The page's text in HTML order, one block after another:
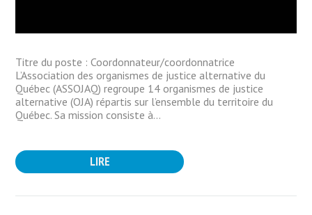
Titre du poste : Coordonnateur/coordonnatrice
L’Association des organismes de justice alternative du
Québec (ASSOJAQ) regroupe 14 organismes de justice
alternative (OJA) répartis sur l’ensemble du territoire du
Québec. Sa mission consiste à...
LIRE